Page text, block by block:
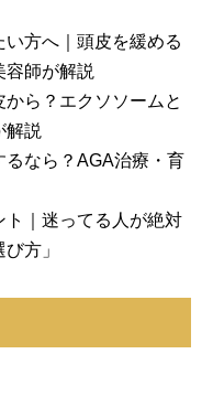
方へ｜頭皮を緩める
容師が解説
ら？エクソソームと
解説
なら？AGA治療・育
ト｜迷ってる人が絶対
方」